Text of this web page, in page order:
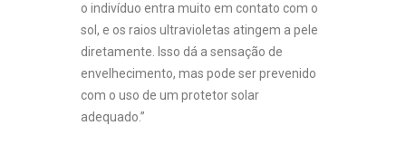
o indivíduo entra muito em contato com o
sol, e os raios ultravioletas atingem a pele
diretamente. Isso dá a sensação de
envelhecimento, mas pode ser prevenido
com o uso de um protetor solar
adequado.”